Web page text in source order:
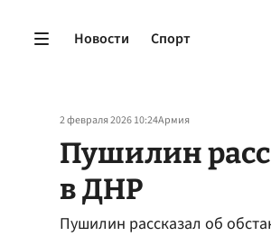
Новости Спорт
2 февраля 2026 10:24Армия
Пушилин
в ДНР
Пушилин рассказал об